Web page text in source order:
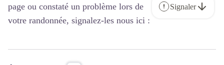
page ou constaté un problème lors de
votre randonnée, signalez-les nous ici :
Signaler